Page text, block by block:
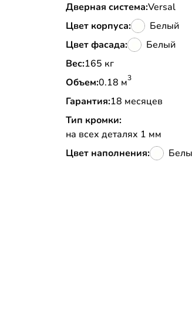
Дверная система:Versal
Цвет корпуса:
Белый
Цвет фасада:
Белый
Вес:
165 кг
Объем:
0.18 м3
Гарантия:18 месяцев
Тип кромки:
на всех деталях 1 мм
Цвет наполнения: